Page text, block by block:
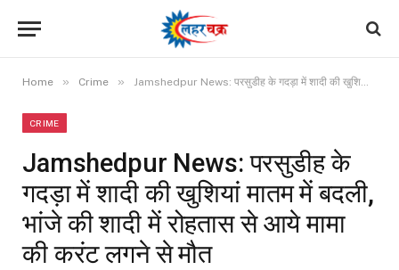
Home » Crime » Jamshedpur News: परसुडीह के गदड़ा में शादी की खुशियां मातम में बदली, भांजे की शादी में रोहतास से आये मामा की करंट लगने से मौत
CRIME
Jamshedpur News: परसुडीह के
गदड़ा में शादी की खुशियां मातम में बदली,
भांजे की शादी में रोहतास से आये मामा
की करंट लगने से मौत